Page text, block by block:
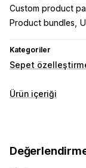
Custom product
Product bundles
Kategoriler
Sepet
Sepet ekranı
Yukarı satış
Ürün içeriği
İçerik oluşturma